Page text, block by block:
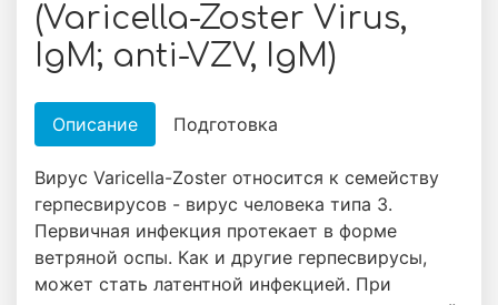
(Varicella-Zoster Virus,
IgM; anti-VZV, IgM)
Описание Подготовка
Вирус Varicella-Zoster относится к семейству
герпесвирусов - вирус человека типа 3.
Первичная инфекция протекает в форме
ветряной оспы. Как и другие герпесвирусы,
может стать латентной инфекцией. При